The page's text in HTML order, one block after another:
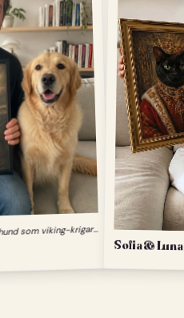
Min hund som viking-krigare."
Sofia & Luna